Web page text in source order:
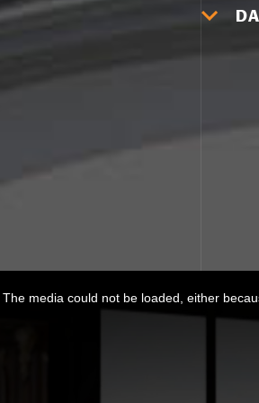
The media could not be loaded, either